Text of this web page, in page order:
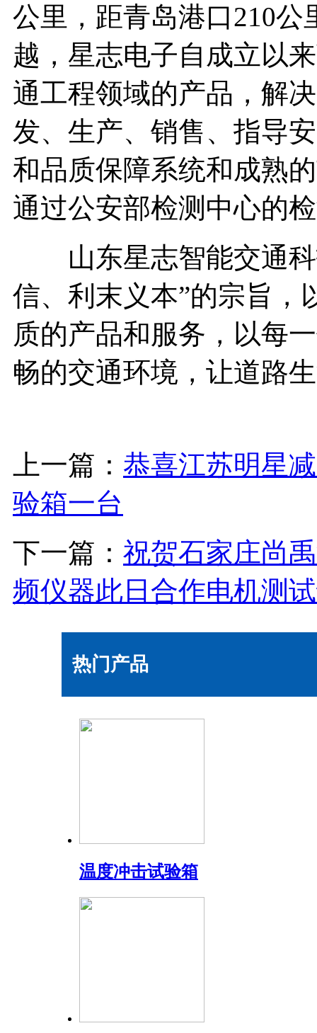
公里，距青岛港口210
越，星志电子自成立以
通工程领域的产品，解
发、生产、销售、指导
和品质保障系统和成熟
通过公安部检测中心的
山东星志智能交通科
信、利末义本”的宗旨，
质的产品和服务，以每
畅的交通环境，让道路
上一篇： 恭喜江苏明星
验箱一台
下一篇： 祝贺石家庄尚
频仪器此日合作电机测
热门产品
温度冲击试验箱